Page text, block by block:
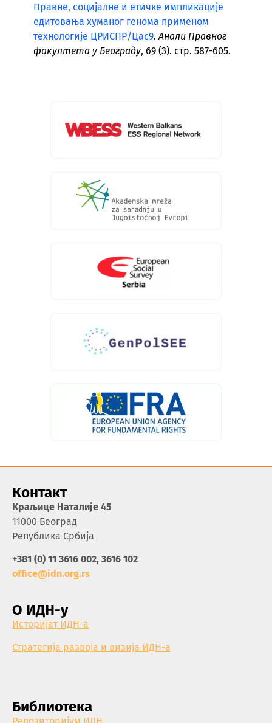
Правне, социјалне и етичке импликације
едитовања хуманог генома применом
технологије ЦРИСПР/Цас9. Анали Правног
факултета у Београду, 69 (3). стр. 587-605.
Контакт
Краљице Наталије 45
11000 Београд
Република Србија
+381 (0) 11 3616 002, 3616 102
office@idn.org.rs
О ИДН-у
Историјат ИДН-а
Стратегија развоја и визија ИДН-а
Библиотека
Репозиторијум ИДН